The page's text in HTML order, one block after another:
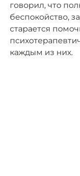
говорил, что
беспокойство,
старается
каждым из них.